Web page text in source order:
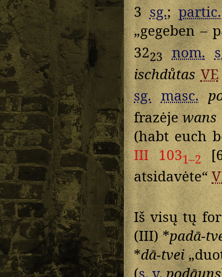
3sg.;partic.
„gegeben –
3223 nom.
ischdůtas VE
sg. masc.
frazėjewans
(habt euch
III 1031–2
atsidavėte“
Iš visų tų
(III) *padā-
*dā-tvei
(s. v.podāuns